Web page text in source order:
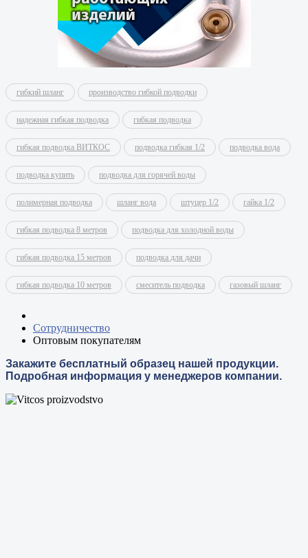
гибкий шланг производство гибкой подводки
надежная гибкая подводка гибкая подводка
гибкая подводка ВИТКОС подводка гибкая 1/2 подводка вода
подводка купить подводка для горячей воды
полимерная подводка шланг вода штуцер 1/2 гайка 1/2
гибкая подводка 8 метров подводка для холодной воды
гибкая подводка 15 метров подводка для дачи
гибкая подводка 10 метров смеситель подводка газовый шланг
Сотрудничество
Оптовым покупателям
Закажите бесплатный образец нашей продукции.
Подробная информация у менеджеров компании.